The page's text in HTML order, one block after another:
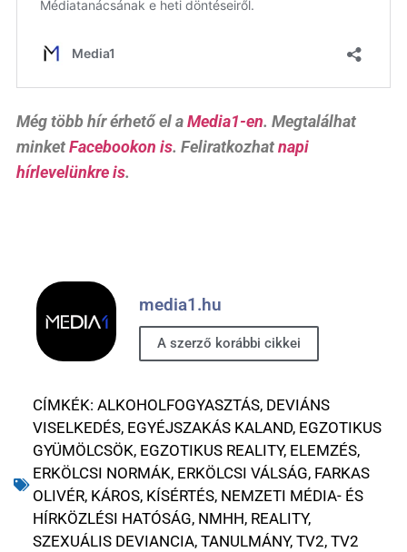
Még több hír érhető el aMedia1-en. Megtalálhat
minketFacebookon is. Feliratkozhatnapi
hírlevelünkre is.
media1.hu
A szerző korábbi cikkei
CÍMKÉK: ALKOHOLFOGYASZTÁS, DEVIÁNS
VISELKEDÉS, EGYÉJSZAKÁS KALAND, EGZOTIKUS
GYÜMÖLCSÖK, EGZOTIKUS REALITY, ELEMZÉS,
ERKÖLCSI NORMÁK, ERKÖLCSI VÁLSÁG, FARKAS
OLIVÉR, KÁROS, KÍSÉRTÉS, NEMZETI MÉDIA- ÉS
HÍRKÖZLÉSI HATÓSÁG, NMHH, REALITY,
SZEXUÁLIS DEVIANCIA, TANULMÁNY, TV2, TV2